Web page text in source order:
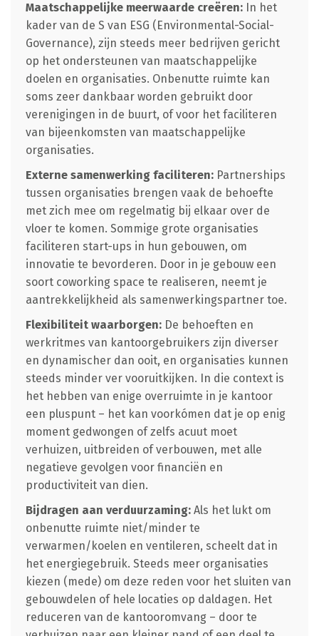
Maatschappelijke meerwaarde creëren:In het
kader van de S van ESG (Environmental-Social-
Governance), zijn steeds meer bedrijven gericht
op het ondersteunen van maatschappelijke
doelen en organisaties. Onbenutte ruimte kan
soms zeer dankbaar worden gebruikt door
verenigingen in de buurt, of voor het faciliteren
van bijeenkomsten van maatschappelijke
organisaties.
Externe samenwerking faciliteren:Partnerships
tussen organisaties brengen vaak de behoefte
met zich mee om regelmatig bij elkaar over de
vloer te komen. Sommige grote organisaties
faciliteren start-ups in hun gebouwen, om
innovatie te bevorderen. Door in je gebouw een
soort coworking space te realiseren, neemt je
aantrekkelijkheid als samenwerkingspartner toe.
Flexibiliteit waarborgen:De behoeften en
werkritmes van kantoorgebruikers zijn diverser
en dynamischer dan ooit, en organisaties kunnen
steeds minder ver vooruitkijken. In die context is
het hebben van enige overruimte in je kantoor
een pluspunt – het kan voorkómen dat je op enig
moment gedwongen of zelfs acuut moet
verhuizen, uitbreiden of verbouwen, met alle
negatieve gevolgen voor financiën en
productiviteit van dien.
Bijdragen aan verduurzaming:Als het lukt om
onbenutte ruimte niet/minder te
verwarmen/koelen en ventileren, scheelt dat in
het energiegebruik. Steeds meer organisaties
kiezen (mede) om deze reden voor het sluiten van
gebouwdelen of hele locaties op daldagen. Het
reduceren van de kantooromvang – door te